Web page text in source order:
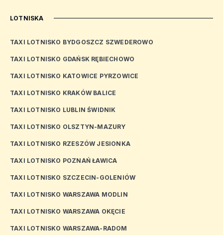
LOTNISKA
TAXI LOTNISKO BYDGOSZCZ SZWEDEROWO
TAXI LOTNISKO GDAŃSK RĘBIECHOWO
TAXI LOTNISKO KATOWICE PYRZOWICE
TAXI LOTNISKO KRAKÓW BALICE
TAXI LOTNISKO LUBLIN ŚWIDNIK
TAXI LOTNISKO OLSZTYN-MAZURY
TAXI LOTNISKO RZESZÓW JESIONKA
TAXI LOTNISKO POZNAŃ ŁAWICA
TAXI LOTNISKO SZCZECIN-GOLENIÓW
TAXI LOTNISKO WARSZAWA MODLIN
TAXI LOTNISKO WARSZAWA OKĘCIE
TAXI LOTNISKO WARSZAWA-RADOM